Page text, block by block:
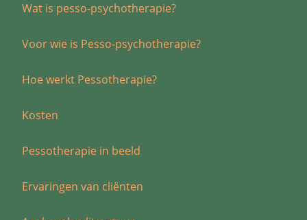
Wat is pesso-psychotherapie?
Voor wie is Pesso-psychotherapie?
Hoe werkt Pessotherapie?
Kosten
Pessotherapie in beeld
Ervaringen van cliënten